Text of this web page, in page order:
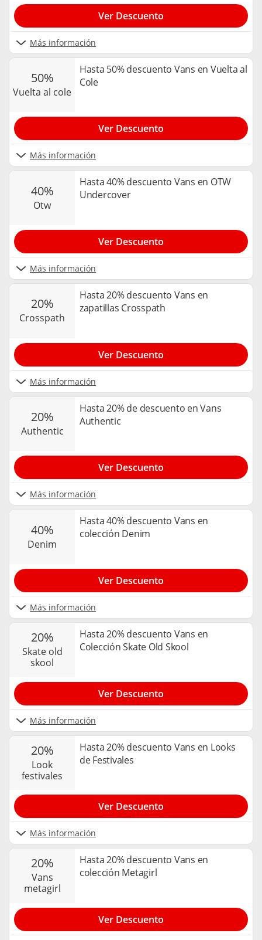
Más información
Ver Descuento
50%
vuelta al cole
Hasta 50% descuento Vans en Vuelta al
Cole
Más información
Ver Descuento
40%
otw
Hasta 40% descuento Vans en OTW
Undercover
Más información
Ver Descuento
20%
crosspath
Hasta 20% descuento Vans en
zapatillas Crosspath
Más información
Ver Descuento
20%
authentic
Hasta 20% de descuento en Vans
Authentic
Más información
Ver Descuento
40%
denim
Hasta 40% descuento Vans en
colección Denim
Más información
Ver Descuento
20%
skate old
skool
Hasta 20% descuento Vans en
Colección Skate Old Skool
Más información
Ver Descuento
20%
look
festivales
Hasta 20% descuento Vans en Looks
de Festivales
Más información
Ver Descuento
20%
vans
metagirl
Hasta 20% descuento Vans en
colección Metagirl
Ver Descuento